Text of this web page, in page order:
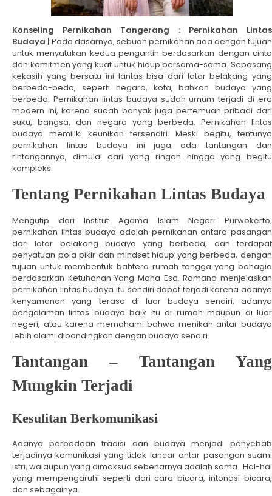
Konseling Pernikahan Tangerang : Pernikahan Lintas
Budaya | Pada dasarnya, sebuah pernikahan ada dengan tujuan
untuk menyatukan kedua pengantin berdasarkan dengan cinta
dan komitmen yang kuat untuk hidup bersama-sama. Sepasang
kekasih yang bersatu ini lantas bisa dari latar belakang yang
berbeda-beda, seperti negara, kota, bahkan budaya yang
berbeda. Pernikahan lintas budaya sudah umum terjadi di era
modern ini, karena sudah banyak juga pertemuan pribadi dari
suku, bangsa, dan negara yang berbeda. Pernikahan lintas
budaya memiliki keunikan tersendiri. Meski begitu, tentunya
pernikahan lintas budaya ini juga ada tantangan dan
rintangannya, dimulai dari yang ringan hingga yang begitu
kompleks.
Tentang Pernikahan Lintas Budaya
Mengutip dari Institut Agama Islam Negeri Purwokerto,
pernikahan lintas budaya adalah pernikahan antara pasangan
dari latar belakang budaya yang berbeda, dan terdapat
penyatuan pola pikir dan mindset hidup yang berbeda, dengan
tujuan untuk membentuk bahtera rumah tangga yang bahagia
berdasarkan Ketuhanan Yang Maha Esa. Romano menjelaskan
pernikahan lintas budaya itu sendiri dapat terjadi karena adanya
kenyamanan yang terasa di luar budaya sendiri, adanya
pengalaman lintas budaya baik itu di rumah maupun di luar
negeri, atau karena memahami bahwa menikah antar budaya
lebih alami dibandingkan dengan budaya sendiri.
Tantangan – Tantangan Yang
Mungkin Terjadi
Kesulitan Berkomunikasi
Adanya perbedaan tradisi dan budaya menjadi penyebab
terjadinya komunikasi yang tidak lancar antar pasangan suami
istri, walaupun yang dimaksud sebenarnya adalah sama. Hal-hal
yang mempengaruhi seperti dari cara bicara, intonasi bicara,
dan sebagainya.